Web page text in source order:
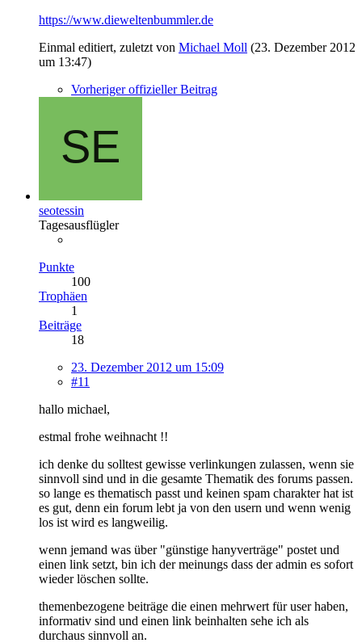
https://www.dieweltenbummler.de
Einmal editiert, zuletzt von Michael Moll (23. Dezember 2012
um 13:47)
Vorheriger offizieller Beitrag
seotessin
Tagesausflügler
Punkte
100
Trophäen
1
Beiträge
18
23. Dezember 2012 um 15:09
#11
hallo michael,
estmal frohe weihnacht !!
ich denke du solltest gewisse verlinkungen zulassen, wenn sie
sinnvoll sind und in die gesamte Thematik des forums passen.
so lange es thematisch passt und keinen spam charakter hat ist
es gut, denn ein forum lebt ja von den usern und wenn wenig
los ist wird es langweilig.
wenn jemand was über "günstige hanyverträge" postet und
einen link setzt, bin ich der meinungs dass der admin es sofort
wieder löschen sollte.
themenbezogene beiträge die einen mehrwert für user haben,
informativ sind und einen link beinhalten sehe ich als
durchaus sinnvoll an.